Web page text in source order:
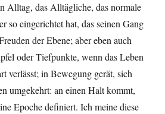
Alltag, das Alltägliche, das normale
so eingerichtet hat, das seinen Gang
der Ebene; aber eben auch
oder Tiefpunkte, wenn das Leben
verlässt; in Bewegung gerät, sich
umgekehrt: an einen Halt kommt,
Epoche definiert. Ich meine diese